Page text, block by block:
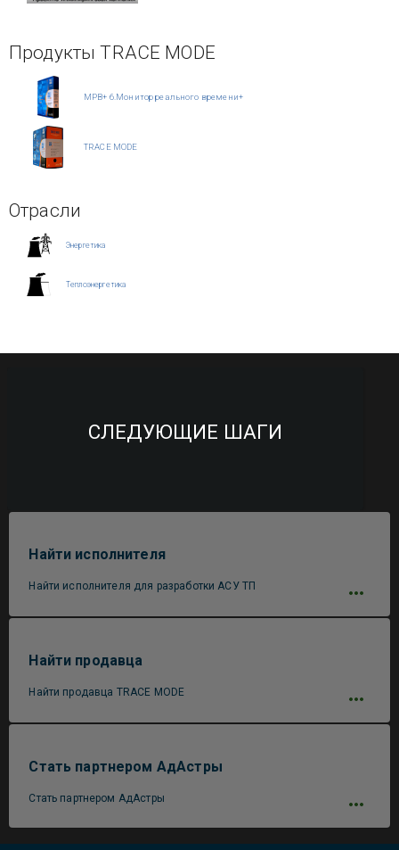
Продукты TRACE MODE
МРВ+ 6.Монитор реального времени+
TRACE MODE
Отрасли
Энергетика
Теплоэнергетика
СЛЕДУЮЩИЕ ШАГИ
Найти исполнителя
Найти исполнителя для разработки АСУ ТП
Найти продавца
Найти продавца TRACE MODE
Стать партнером АдАстры
Стать партнером АдАстры